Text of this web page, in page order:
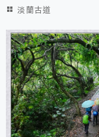
淡蘭古道